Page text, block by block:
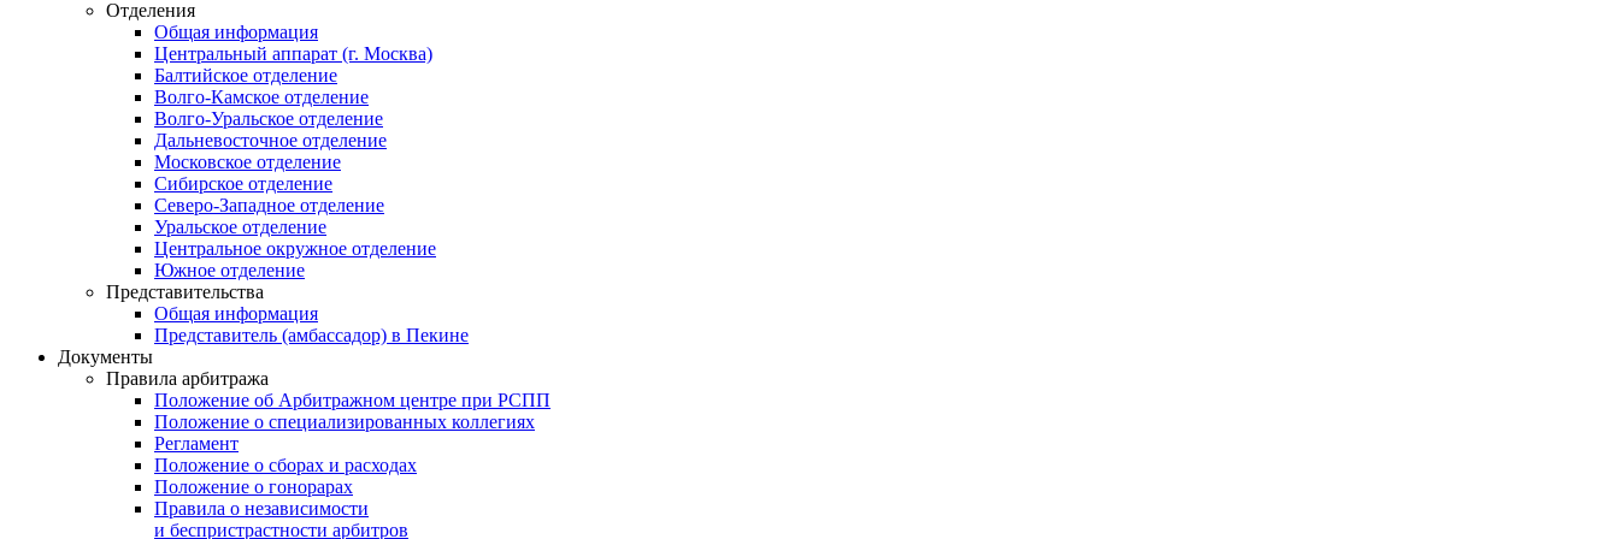
Отделения
Общая информация
Центральный аппарат (г. Москва)
Балтийское отделение
Волго-Камское отделение
Волго-Уральское отделение
Дальневосточное отделение
Московское отделение
Сибирское отделение
Северо-Западное отделение
Уральское отделение
Центральное окружное отделение
Южное отделение
Представительства
Общая информация
Представитель (амбассадор) в Пекине
Документы
Правила арбитража
Положение об Арбитражном центре при РСПП
Положение о специализированных коллегиях
Регламент
Положение о сборах и расходах
Положение о гонорарах
Правила о независимости
и беспристрастности арбитров